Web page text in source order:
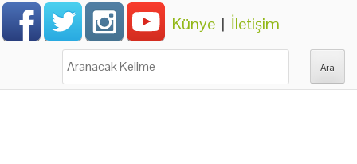
Künye | İletişim